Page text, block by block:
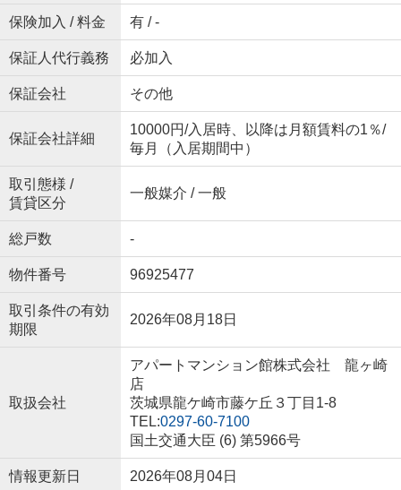
保険加入 / 料金 有 / -
保証人代行義務 必加入
保証会社 その他
保証会社詳細
10000円/入居時、以降は月額賃料の1％/
毎月（入居期間中）
取引態様 /
賃貸区分
一般媒介 / 一般
総戸数 -
物件番号 96925477
取引条件の有効
期限
2026年08月18日
取扱会社
アパートマンション館株式会社 龍ヶ崎
店
茨城県龍ケ崎市藤ケ丘３丁目1-8
TEL:0297-60-7100
国土交通大臣 (6) 第5966号
情報更新日 2026年08月04日